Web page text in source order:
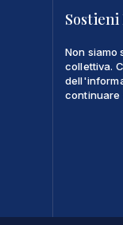
Non siamo
collettiva.
continuare